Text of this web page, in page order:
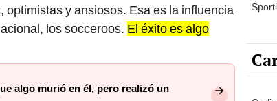
optimistas y ansiosos. Esa es la influencia
los socceroos. El éxito es algo
algo murió en él, pero realizó un